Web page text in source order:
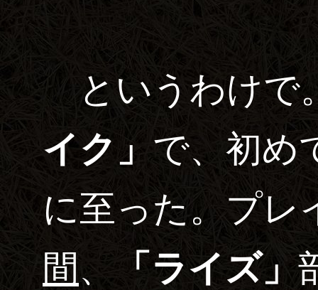
というわけで
イク」 で、初め
に至った。プレ
間 、「ライズ」